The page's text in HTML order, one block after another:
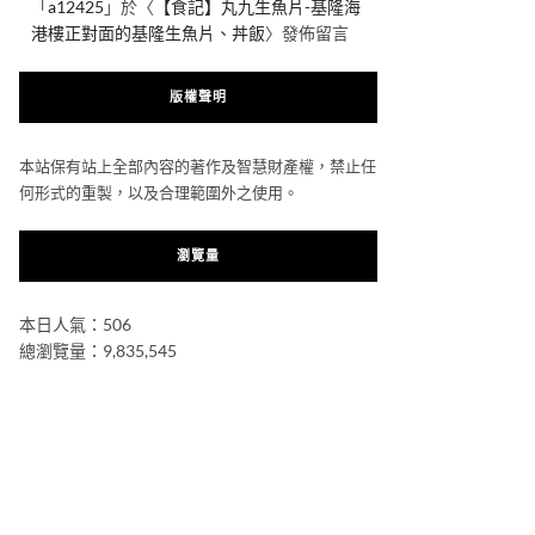
「a12425 」於〈 【食記】丸九生魚片-基隆海
港樓正對面的基隆生魚片、丼飯〉發佈留言
版權聲明
本站保有站上全部內容的著作及智慧財產權，禁止任
何形式的重製，以及合理範圍外之使用。
瀏覽量
本日人氣：506
總瀏覽量：9,835,545